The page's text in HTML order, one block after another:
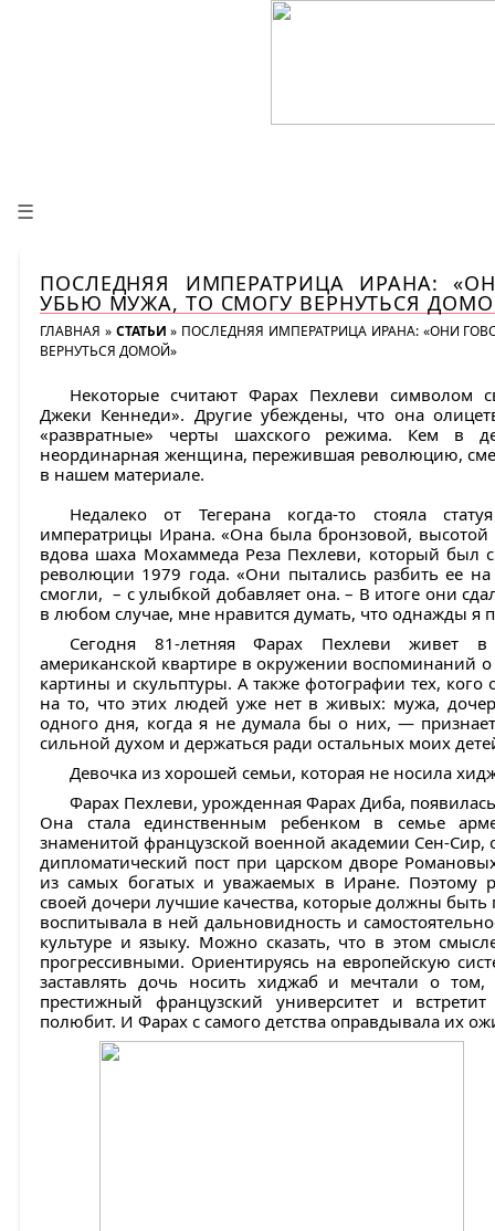
☰
ПОСЛЕДНЯЯ ИМПЕРАТРИЦА ИРАНА:
УБЬЮ МУЖА, ТО СМОГУ ВЕРНУТЬСЯ
ГЛАВНАЯ » СТАТЬИ » ПОСЛЕДНЯЯ ИМПЕРАТРИЦА ИРАНА: «ОНИ
ВЕРНУТЬСЯ ДОМОЙ»
Некоторые считают Фарах Пехлеви символом
Джеки Кеннеди». Другие убеждены, что она
«развратные» черты шахского режима. Кем в
неординарная женщина, пережившая революцию,
в нашем материале.
Недалеко от Тегерана когда-то стояла
императрицы Ирана. «Она была бронзовой, высотой
вдова шаха Мохаммеда Реза Пехлеви, который был
революции 1979 года. «Они пытались разбить ее
смогли, – с улыбкой добавляет она. – В итоге они
в любом случае, мне нравится думать, что однажды я
Сегодня 81-летняя Фарах Пехлеви живет
американской квартире в окружении воспоминаний
картины и скульптуры. А также фотографии тех,
на то, что этих людей уже нет в живых: мужа,
одного дня, когда я не думала бы о них, —
сильной духом и держаться ради остальных моих
Девочка из хорошей семьи, которая не носила
Фарах Пехлеви, урожденная Фарах Диба,
Она стала единственным ребенком в семье
знаменитой французской военной академии Сен-Сир,
дипломатический пост при царском дворе
из самых богатых и уважаемых в Иране. Поэтому
своей дочери лучшие качества, которые должны
воспитывала в ней дальновидность и
культуре и языку. Можно сказать, что в этом
прогрессивными. Ориентируясь на европейскую
заставлять дочь носить хиджаб и мечтали о
престижный французский университет и
полюбит. И Фарах с самого детства оправдывала их